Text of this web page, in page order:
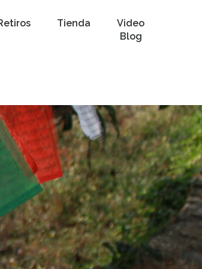
Tienda
Video
Blog